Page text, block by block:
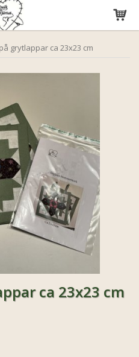
tillagd i varukorgen
grytlappar ca 23x23 cm
ca 23x23 cm